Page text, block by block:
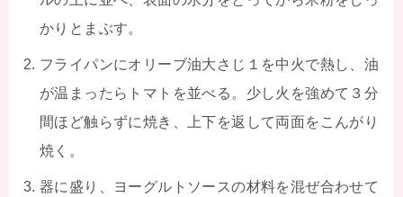
かりとまぶす。
フライパンにオリーブ油大さじ１を中火で熱し、油
が温まったらトマトを並べる。少し火を強めて３分
間ほど触らずに焼き、上下を返して両面をこんがり
焼く。
器に盛り、ヨーグルトソースの材料を混ぜ合わせて